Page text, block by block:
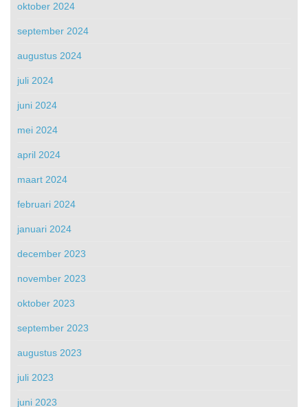
oktober 2024
september 2024
augustus 2024
juli 2024
juni 2024
mei 2024
april 2024
maart 2024
februari 2024
januari 2024
december 2023
november 2023
oktober 2023
september 2023
augustus 2023
juli 2023
juni 2023